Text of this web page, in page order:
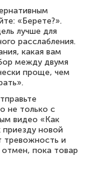
«Берете?».
лучше для
расслабления.
какая вам
между двумя
проще, чем
не только с
видео «Как
новой
тревожность и
пока товар